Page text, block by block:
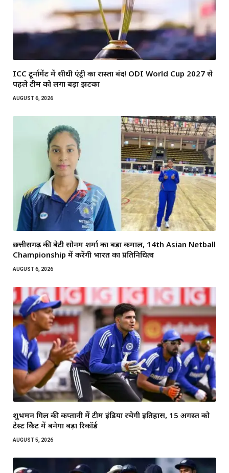
ICC टूर्नामेंट में सीधी एंट्री का रास्ता बंद! ODI World Cup 2027 से
पहले टीम को लगा बड़ा झटका
AUGUST 6, 2026
छत्तीसगढ़ की बेटी सोनम शर्मा का बड़ा कमाल, 14th Asian Netball
Championship में करेंगी भारत का प्रतिनिधित्व
AUGUST 6, 2026
शुभमन गिल की कप्तानी में टीम इंडिया रचेगी इतिहास, 15 अगस्त को
टेस्ट क्रिकेट में बनेगा बड़ा रिकॉर्ड
AUGUST 5, 2026